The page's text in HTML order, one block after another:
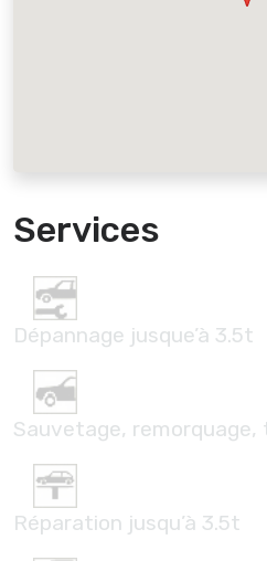
Services
Dépannage jusque’à 3.5t
Sauvetage, remorquage,
Réparation jusqu’à 3.5t